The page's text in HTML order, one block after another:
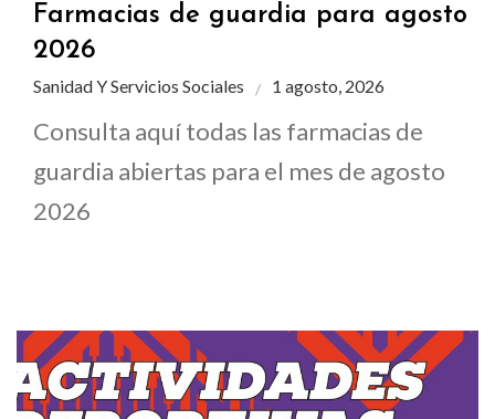
Farmacias de guardia para agosto
2026
Sanidad Y Servicios Sociales 1 agosto, 2026
Consulta aquí todas las farmacias de
guardia abiertas para el mes de agosto
2026